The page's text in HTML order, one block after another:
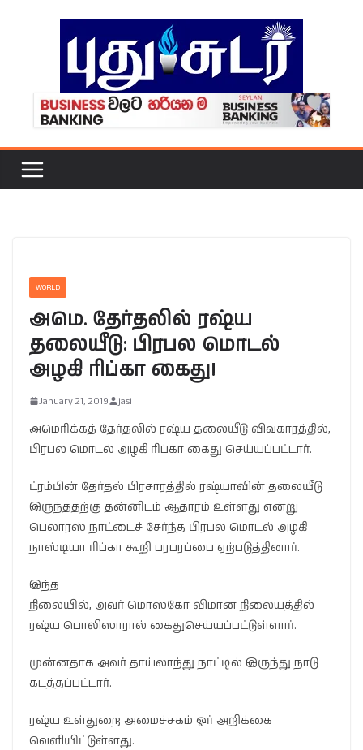
WORLD
அமெ. தேர்தலில் ரஷ்ய
தலையீடு: பிரபல மொடல்
அழகி ரிப்கா கைது!
January 21, 2019 jasi
அமெரிக்கத் தேர்தலில் ரஷ்ய தலையீடு விவகாரத்தில்,
பிரபல மொடல் அழகி ரிப்கா கைது செய்யப்பட்டார்.
ட்ரம்பின் தேர்தல் பிரசாரத்தில் ரஷ்யாவின் தலையீடு
இருந்ததற்கு தன்னிடம் ஆதாரம் உள்ளது என்று
பெலாரஸ் நாட்டைச் சேர்ந்த பிரபல மொடல் அழகி
நாஸ்டியா ரிப்கா கூறி பரபரப்பை ஏற்படுத்தினார்.
இந்த
நிலையில், அவர் மொஸ்கோ விமான நிலையத்தில்
ரஷ்ய பொலிஸாரால் கைதுசெய்யப்பட்டுள்ளார்.
முன்னதாக அவர் தாய்லாந்து நாட்டில் இருந்து நாடு
கடத்தப்பட்டார்.
ரஷ்ய உள்துறை அமைச்சகம் ஓர் அறிக்கை
வெளியிட்டுள்ளது.